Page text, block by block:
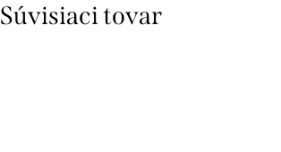
Súvisiaci tovar